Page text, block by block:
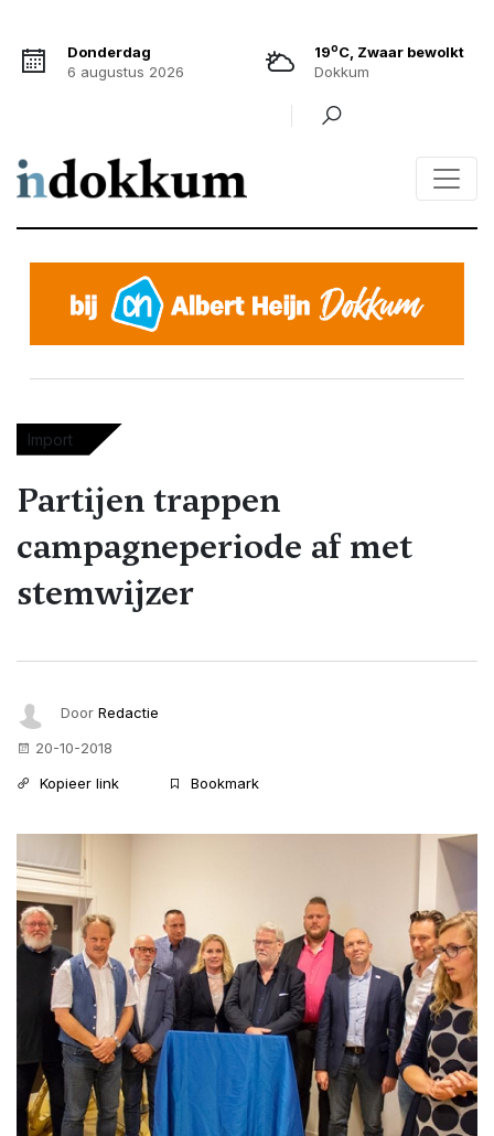
Donderdag
6 augustus 2026
19oC, Zwaar bewolkt
Dokkum
Import
Partijen trappen
campagneperiode af met
stemwijzer
Door Redactie
20-10-2018
Kopieer link
Bookmark